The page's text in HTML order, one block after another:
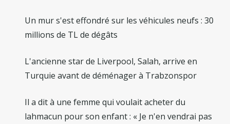
Un mur s'est effondré sur les véhicules neufs : 30
millions de TL de dégâts
L'ancienne star de Liverpool, Salah, arrive en
Turquie avant de déménager à Trabzonspor
Il a dit à une femme qui voulait acheter du
lahmacun pour son enfant : « Je n'en vendrai pas